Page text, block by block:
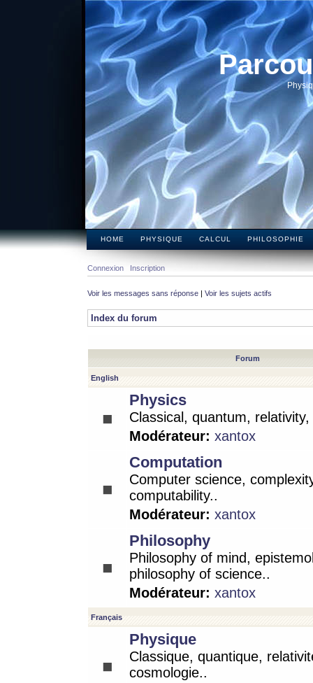
HOME PHYSIQUE CALCUL PHILOSOPHIE
Connexion Inscription
Voir les messages sans réponse | Voir les sujets actifs
Index du forum
Forum
English
Physics
Classical, quantum,
Modérateur: xantox
Computation
Computer science,
computability..
Modérateur: xantox
Philosophy
Philosophy of mind,
philosophy of science..
Modérateur: xantox
Français
Physique
Classique, quantique,
cosmologie..